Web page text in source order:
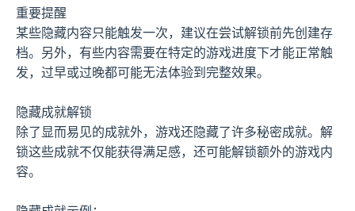
重要提醒
某些隐藏内容只能触发一次，建议在尝试解锁前先创建存
档。另外，有些内容需要在特定的游戏进度下才能正常触
发，过早或过晚都可能无法体验到完整效果。
隐藏成就解锁
除了显而易见的成就外，游戏还隐藏了许多秘密成就。解
锁这些成就不仅能获得满足感，还可能解锁额外的游戏内
容。